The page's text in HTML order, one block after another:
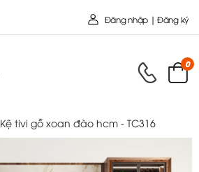
Chào mừng bạn đến với Nội
Đăng nhập | Đăng ký
0
Kệ tivi gỗ xoan đào hcm - TC316